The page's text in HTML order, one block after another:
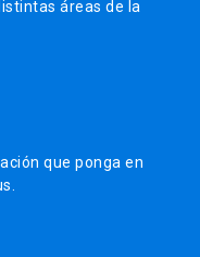
áreas de la
que ponga en